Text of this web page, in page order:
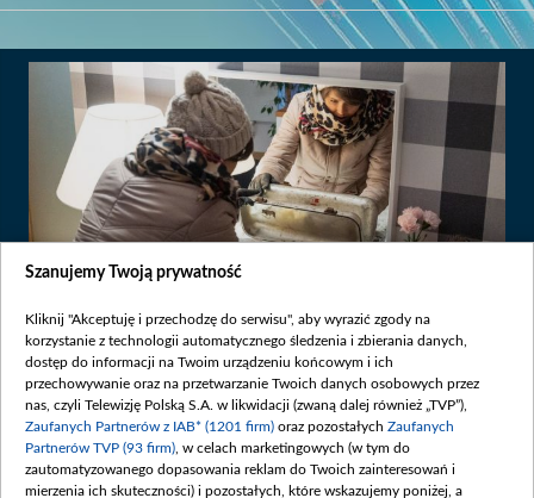
Premiera:2021-04-07
Tadek, by zapłacić okup za ojca, pożycza pieniądze od Glorii oraz
Jorge i później przywozi Janusza do szpitala. A badania, które na
prośbę kolegi zleca Hania, wykazują, że senior jest poważnie
chory.
Szanujemy Twoją prywatność
Kliknij "Akceptuję i przechodzę do serwisu", aby wyrazić zgody na
korzystanie z technologii automatycznego śledzenia i zbierania danych,
dostęp do informacji na Twoim urządzeniu końcowym i ich
przechowywanie oraz na przetwarzanie Twoich danych osobowych przez
nas, czyli Telewizję Polską S.A. w likwidacji (zwaną dalej również „TVP”),
Zaufanych Partnerów z IAB* (1201 firm) oraz pozostałych Zaufanych
Partnerów TVP (93 firm) , w celach marketingowych (w tym do
zautomatyzowanego dopasowania reklam do Twoich zainteresowań i
mierzenia ich skuteczności) i pozostałych, które wskazujemy poniżej, a